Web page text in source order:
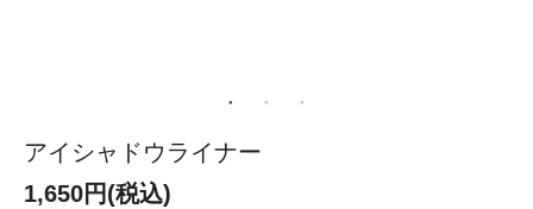
アイシャドウライナー
1,650円(税込)